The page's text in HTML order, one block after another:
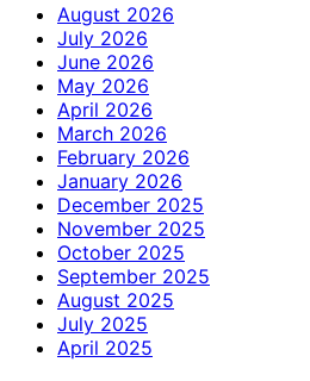
August 2026
July 2026
June 2026
May 2026
April 2026
March 2026
February 2026
January 2026
December 2025
November 2025
October 2025
September 2025
August 2025
July 2025
April 2025